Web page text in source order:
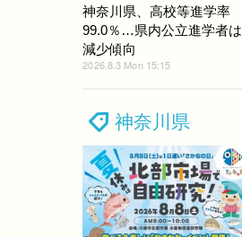
神奈川県、高校等進学率
99.0％…県内公立進学者は
減少傾向
2026.8.3 Mon 15:15
神奈川県